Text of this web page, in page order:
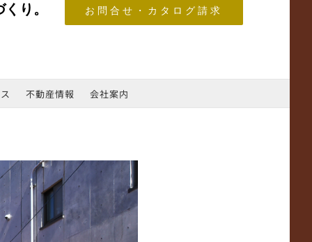
り。 お問合せ・カタログ請求
不動産情報 会社案内